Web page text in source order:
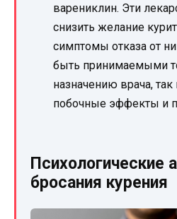
варениклин. Эти
снизить желание
симптомы отказа от
быть принимаемыми
назначению врача,
побочные эффекты и
Психологические
бросания курения